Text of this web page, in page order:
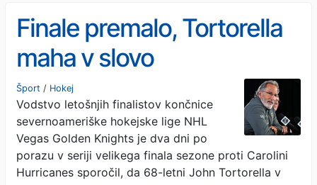
Finale premalo, Tortorella
maha v slovo
Šport / Hokej
Vodstvo letošnjih finalistov končnice
severnoameriške hokejske lige NHL
Vegas Golden Knights je dva dni po
porazu v seriji velikega finala sezone proti Carolini
Hurricanes sporočil, da 68-letni John Tortorella v